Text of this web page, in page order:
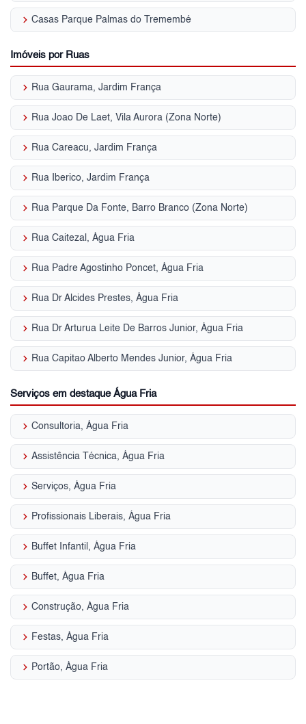
keyboard_arrow_right Casas Parque Palmas do Tremembé
Imóveis por Ruas
keyboard_arrow_right Rua Gaurama, Jardim França
keyboard_arrow_right Rua Joao De Laet, Vila Aurora (Zona Norte)
keyboard_arrow_right Rua Careacu, Jardim França
keyboard_arrow_right Rua Iberico, Jardim França
keyboard_arrow_right Rua Parque Da Fonte, Barro Branco (Zona Norte)
keyboard_arrow_right Rua Caitezal, Água Fria
keyboard_arrow_right Rua Padre Agostinho Poncet, Água Fria
keyboard_arrow_right Rua Dr Alcides Prestes, Água Fria
keyboard_arrow_right Rua Dr Arturua Leite De Barros Junior, Água Fria
keyboard_arrow_right Rua Capitao Alberto Mendes Junior, Água Fria
Serviços em destaque Água Fria
keyboard_arrow_right Consultoria, Água Fria
keyboard_arrow_right Assistência Técnica, Água Fria
keyboard_arrow_right Serviços, Água Fria
keyboard_arrow_right Profissionais Liberais, Água Fria
keyboard_arrow_right Buffet Infantil, Água Fria
keyboard_arrow_right Buffet, Água Fria
keyboard_arrow_right Construção, Água Fria
keyboard_arrow_right Festas, Água Fria
keyboard_arrow_right Portão, Água Fria